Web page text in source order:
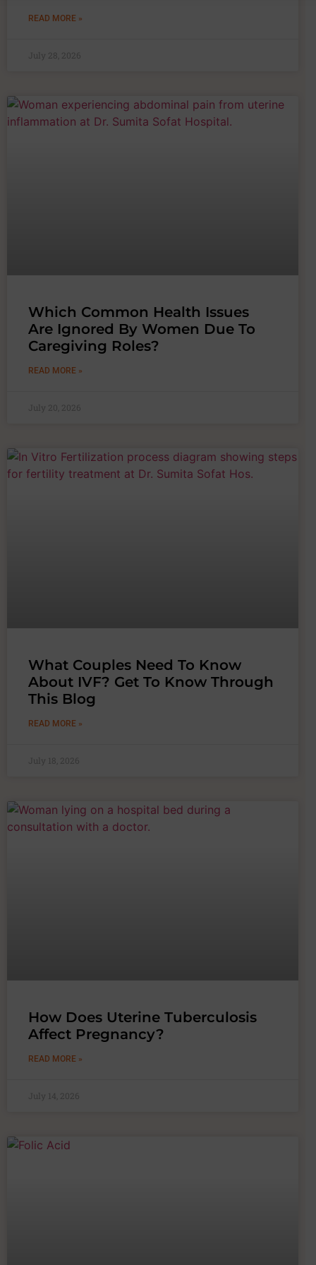
READ MORE »
July 28, 2026
Which Common Health Issues
Are Ignored By Women Due To
Caregiving Roles?
READ MORE »
July 20, 2026
What Couples Need To Know
About IVF? Get To Know Through
This Blog
READ MORE »
July 18, 2026
How Does Uterine Tuberculosis
Affect Pregnancy?
READ MORE »
July 14, 2026